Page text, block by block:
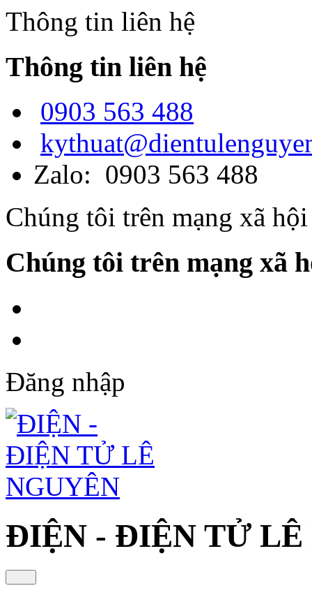
Thông tin liên hệ
Thông tin liên hệ
0903 563 488
Zalo: 0903 563 488
Chúng tôi trên mạng xã hội
Chúng tôi trên mạng xã
Đăng nhập
ĐIỆN - ĐIỆN TỬ LÊ